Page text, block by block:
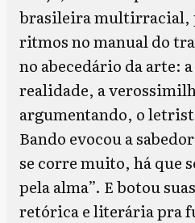
brasileira multirracial,
ritmos no manual do
no abecedário da arte:
realidade, a
argumentando, o
Bando evocou a
se corre muito, há que
pela alma”. E botou
retórica e literária pra